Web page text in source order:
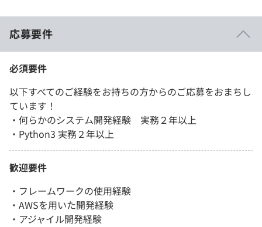
応募要件
必須要件
以下すべてのご経験をお持ちの方からのご応募をおまちし
ています！
・何らかのシステム開発経験 実務２年以上
・Python3 実務２年以上
歓迎要件
・フレームワークの使用経験
・AWSを用いた開発経験
・アジャイル開発経験